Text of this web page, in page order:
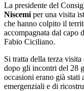
La presidente del
Niscemi per una visita
che hanno colpito il
accompagnata dal capo
Fabio Ciciliano.
Si tratta della terza
dopo gli incontri del 28
occasioni erano già
emergenziali e di